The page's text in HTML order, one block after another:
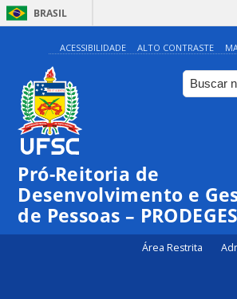
BRASIL
ACESSIBILIDADE ALTO CONTRASTE
Pró-Reitoria de
Desenvolvimento e
de Pessoas –
Área Restrita